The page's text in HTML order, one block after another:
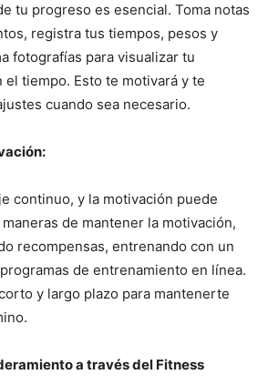
tu progreso es esencial. Toma notas
registra tus tiempos, pesos y
fotografías para visualizar tu
tiempo. Esto te motivará y te
cuando sea necesario.
continuo, y la motivación puede
de mantener la motivación,
recompensas, entrenando con un
de entrenamiento en línea.
y largo plazo para mantenerte
a través del Fitness